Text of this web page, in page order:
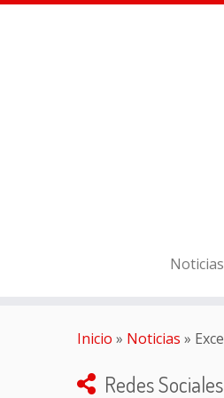
Noticias
Inicio » Noticias »
Redes Sociales